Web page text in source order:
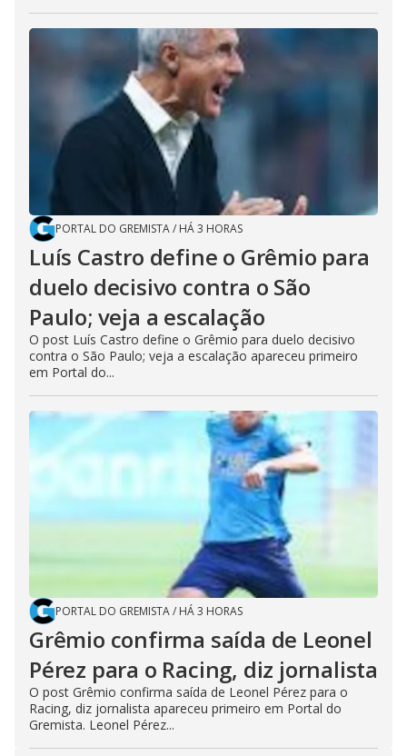
PORTAL DO GREMISTA/ HÁ 3 HORAS
Luís Castro define o Grêmio para
duelo decisivo contra o São
Paulo; veja a escalação
O post Luís Castro define o Grêmio para duelo decisivo
contra o São Paulo; veja a escalação apareceu primeiro
em Portal do...
PORTAL DO GREMISTA/ HÁ 3 HORAS
Grêmio confirma saída de Leonel
Pérez para o Racing, diz jornalista
O post Grêmio confirma saída de Leonel Pérez para o
Racing, diz jornalista apareceu primeiro em Portal do
Gremista. Leonel Pérez...